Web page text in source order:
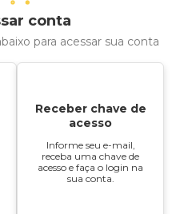
conta
para acessar sua conta
Receber chave de
acesso
Informe seu e-mail,
receba uma chave de
acesso e faça o login na
sua conta.